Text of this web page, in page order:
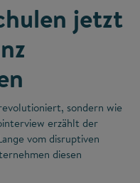
jetzt
sondern wie
erzählt der
vom disruptiven
diesen